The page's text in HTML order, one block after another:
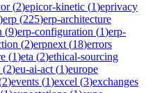
(2)epicor-kinetic (1)eprivacy
)erp (225)erp-architecture
(9)erp-configuration (1)erp-
(2)erpnext (18)errors
(1)eta (2)ethical-sourcing
(2)eu-ai-act (1)europe
2)events (1)excel (3)exchanges